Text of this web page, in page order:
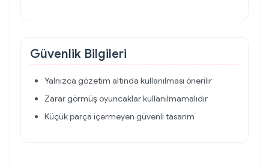
Güvenlik Bilgileri
Yalnızca gözetim altında kullanılması önerilir
Zarar görmüş oyuncaklar kullanılmamalıdır
Küçük parça içermeyen güvenli tasarım